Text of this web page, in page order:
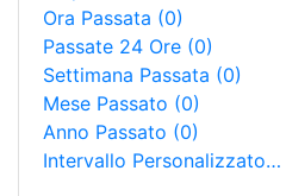
Ora Passata (0)
Passate 24 Ore (0)
Settimana Passata (0)
Mese Passato (0)
Anno Passato (0)
Intervallo Personalizzato…